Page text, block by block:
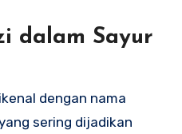
dalam Sayur
dengan nama
sering dijadikan